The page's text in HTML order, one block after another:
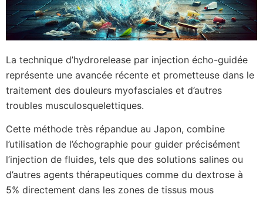
La technique d’hydrorelease par injection écho-guidée
représente une avancée récente et prometteuse dans le
traitement des douleurs myofasciales et d’autres
troubles musculosquelettiques.
Cette méthode très répandue au Japon, combine
l’utilisation de l’échographie pour guider précisément
l’injection de fluides, tels que des solutions salines ou
d’autres agents thérapeutiques comme du dextrose à
5% directement dans les zones de tissus mous